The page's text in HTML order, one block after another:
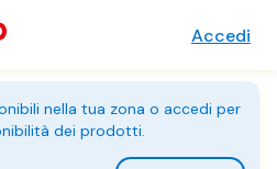
Accedi
nella tua zona o accedi per
dei prodotti.